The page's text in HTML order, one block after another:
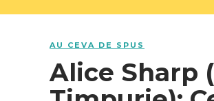
AU CEVA DE SPUS
Alice Sharp